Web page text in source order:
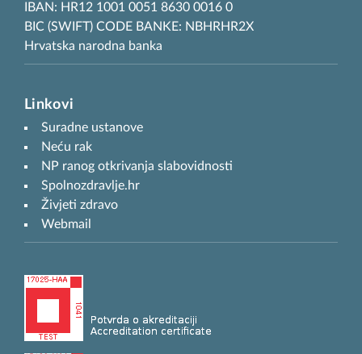
IBAN: HR12 1001 0051 8630 0016 0
BIC (SWIFT) CODE BANKE: NBHRHR2X
Hrvatska narodna banka
Linkovi
Suradne ustanove
Neću rak
NP ranog otkrivanja slabovidnosti
Spolnozdravlje.hr
Živjeti zdravo
Webmail